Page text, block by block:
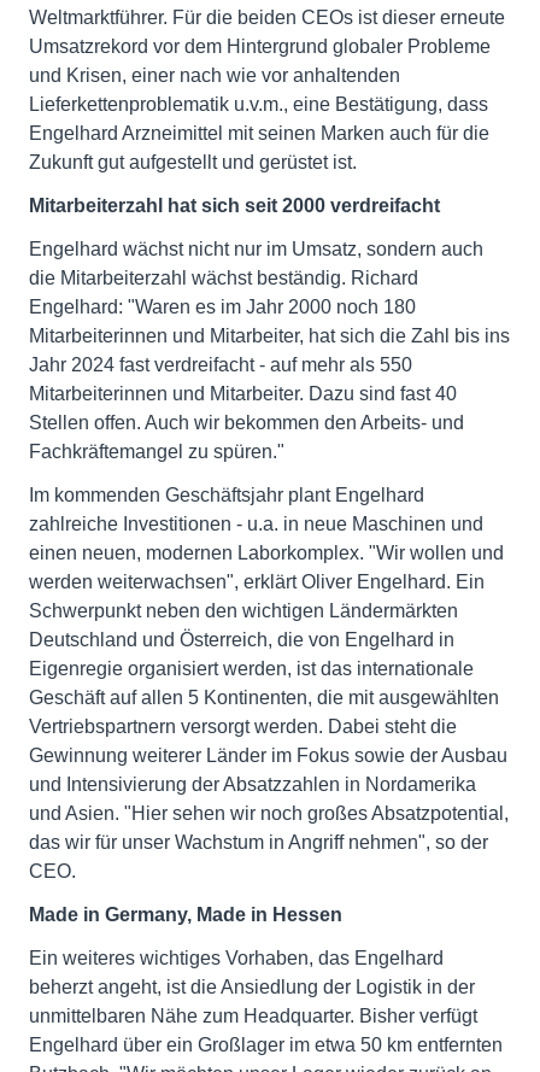
Weltmarktführer. Für die beiden CEOs ist dieser erneute
Umsatzrekord vor dem Hintergrund globaler Probleme
und Krisen, einer nach wie vor anhaltenden
Lieferkettenproblematik u.v.m., eine Bestätigung, dass
Engelhard Arzneimittel mit seinen Marken auch für die
Zukunft gut aufgestellt und gerüstet ist.
Mitarbeiterzahl hat sich seit 2000 verdreifacht
Engelhard wächst nicht nur im Umsatz, sondern auch
die Mitarbeiterzahl wächst beständig. Richard
Engelhard: "Waren es im Jahr 2000 noch 180
Mitarbeiterinnen und Mitarbeiter, hat sich die Zahl bis ins
Jahr 2024 fast verdreifacht - auf mehr als 550
Mitarbeiterinnen und Mitarbeiter. Dazu sind fast 40
Stellen offen. Auch wir bekommen den Arbeits- und
Fachkräftemangel zu spüren."
Im kommenden Geschäftsjahr plant Engelhard
zahlreiche Investitionen - u.a. in neue Maschinen und
einen neuen, modernen Laborkomplex. "Wir wollen und
werden weiterwachsen", erklärt Oliver Engelhard. Ein
Schwerpunkt neben den wichtigen Ländermärkten
Deutschland und Österreich, die von Engelhard in
Eigenregie organisiert werden, ist das internationale
Geschäft auf allen 5 Kontinenten, die mit ausgewählten
Vertriebspartnern versorgt werden. Dabei steht die
Gewinnung weiterer Länder im Fokus sowie der Ausbau
und Intensivierung der Absatzzahlen in Nordamerika
und Asien. "Hier sehen wir noch großes Absatzpotential,
das wir für unser Wachstum in Angriff nehmen", so der
CEO.
Made in Germany, Made in Hessen
Ein weiteres wichtiges Vorhaben, das Engelhard
beherzt angeht, ist die Ansiedlung der Logistik in der
unmittelbaren Nähe zum Headquarter. Bisher verfügt
Engelhard über ein Großlager im etwa 50 km entfernten